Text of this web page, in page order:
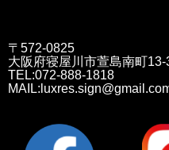
〒572-0825
大阪府寝屋川市萱島南町13-
TEL:072-888-1818